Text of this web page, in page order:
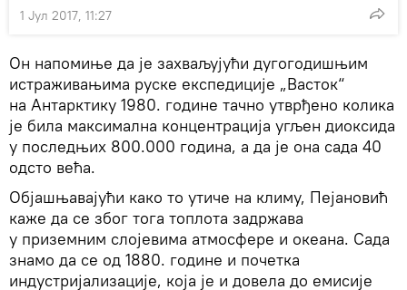
1 Јул 2017, 11:27
Он напомиње да је захваљујући дугогодишњим
истраживањима руске експедиције „Васток“
на Антарктику 1980. године тачно утврђено колика
је била максимална концентрација угљен диоксида
у последњих 800.000 година, а да је она сада 40
одсто већа.
Објашњавајући како то утиче на климу, Пејановић
каже да се због тога топлота задржава
у приземним слојевима атмосфере и океана. Сада
знамо да се од 1880. године и почетка
индустријализације, која је и довела до емисије